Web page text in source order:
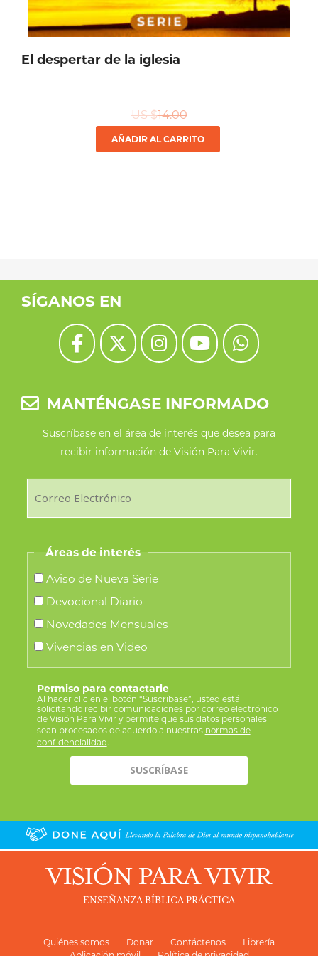
producto
El despertar de la iglesia
US $14.00
AÑADIR AL CARRITO
SÍGANOS EN
MANTÉNGASE INFORMADO
Suscríbase en el área de interés que desea para
recibir información de Visión Para Vivir.
Áreas de interés
Aviso de Nueva Serie
Devocional Diario
Novedades Mensuales
Vivencias en Video
Permiso para contactarle
Al hacer clic en el botón “Suscríbase”, usted está
solicitando recibir comunicaciones por correo electrónico
de Visión Para Vivir y permite que sus datos personales
sean procesados de acuerdo a nuestras normas de
confidencialidad.
VISIÓN PARA VIVIR
ENSEÑANZA BÍBLICA PRÁCTICA
Quiénes somos Donar Contáctenos
Librería